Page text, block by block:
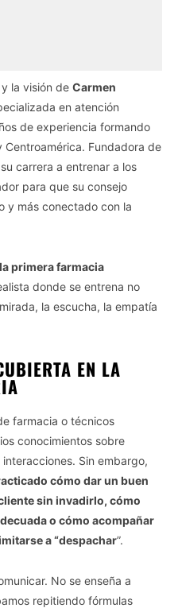
la visión de Carmen
en atención
de experiencia formando
Centroamérica. Fundadora de
carrera a entrenar a los
para que su consejo
y más conectado con la
la primera farmacia
donde se entrena no
la escucha, la empatía
EN LA
farmacia o técnicos
conocimientos sobre
Sin embargo,
cómo dar un buen
sin invadirlo, cómo
o cómo acompañar
a “despachar”.
No se enseña a
repitiendo fórmulas